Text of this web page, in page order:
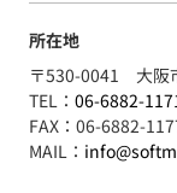
所在地
〒530-0041 大阪
TEL： 06-6882-
FAX：06-6882-
MAIL：